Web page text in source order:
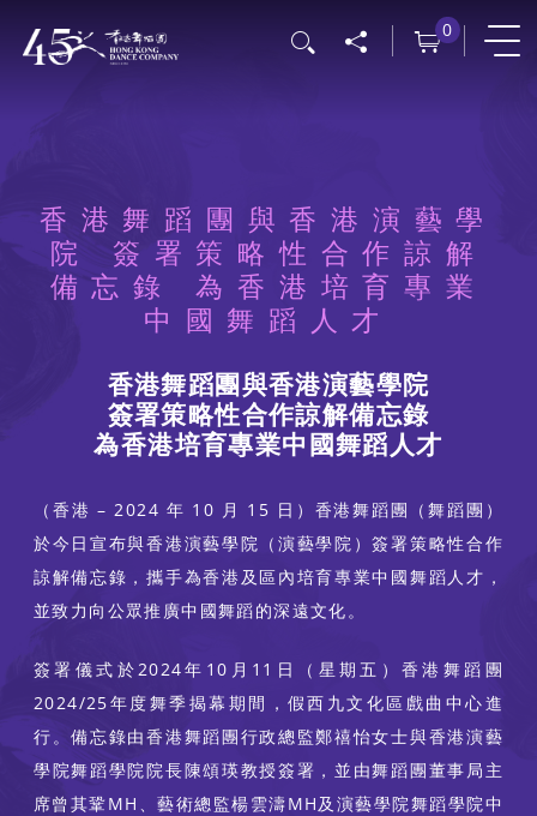
0
香港舞蹈團與香港演藝學
院 簽署策略性合作諒解
備忘錄 為香港培育專業
中國舞蹈人才
香港舞蹈團與香港演藝學院
簽署策略性合作諒解備忘錄
為香港培育專業中國舞蹈人才
（香港 – 2024 年 10 月 15 日）香港舞蹈團（舞蹈團）
於今日宣布與香港演藝學院（演藝學院）簽署策略性合作
諒解備忘錄，攜手為香港及區內培育專業中國舞蹈人才，
並致力向公眾推廣中國舞蹈的深遠文化。
簽署儀式於2024年10月11日（星期五）香港舞蹈團
2024/25年度舞季揭幕期間，假西九文化區戲曲中心進
行。備忘錄由香港舞蹈團行政總監鄭禧怡女士與香港演藝
學院舞蹈學院院長陳頌瑛教授簽署，並由舞蹈團董事局主
席曾其鞏MH、藝術總監楊雲濤MH及演藝學院舞蹈學院中